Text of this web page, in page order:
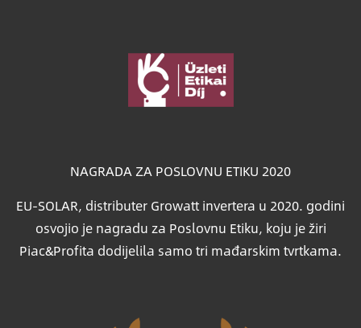
NAGRADA ZA POSLOVNU ETIKU 2020
EU-SOLAR, distributer Growatt invertera u 2020. godini
osvojio je nagradu za Poslovnu Etiku, koju je žiri
Piac&Profita dodijelila samo tri mađarskim tvrtkama.